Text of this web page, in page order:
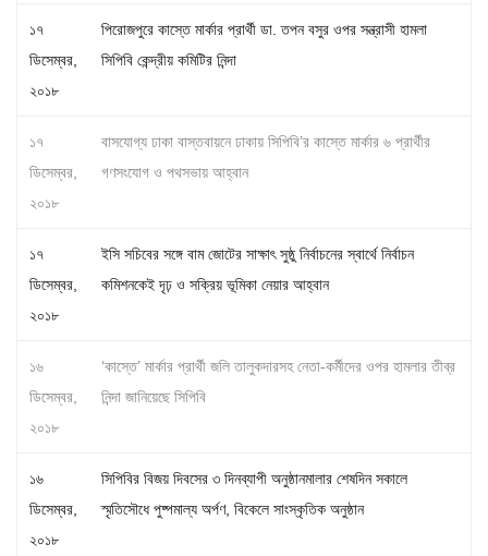
১৭
ডিসেম্বর,
২০১৮
পিরোজপুরে কাস্তে মার্কার প্রার্থী ডা. তপন বসুর ওপর সন্ত্রাসী হামলা
সিপিবি কেন্দ্রীয় কমিটির নিন্দা
১৭
ডিসেম্বর,
২০১৮
বাসযোগ্য ঢাকা বাস্তবায়নে ঢাকায় সিপিবি’র কাস্তে মার্কার ৬ প্রার্থীর
গণসংযোগ ও পথসভায় আহ্বান
১৭
ডিসেম্বর,
২০১৮
ইসি সচিবের সঙ্গে বাম জোটের সাক্ষাৎ সুষ্ঠু নির্বাচনের স্বার্থে নির্বাচন
কমিশনকেই দৃঢ় ও সক্রিয় ভূমিকা নেয়ার আহ্বান
১৬
ডিসেম্বর,
২০১৮
‘কাস্তে’ মার্কার প্রার্থী জলি তালুকদারসহ নেতা-কর্মীদের ওপর হামলার তীব্র
নিন্দা জানিয়েছে সিপিবি
১৬
ডিসেম্বর,
২০১৮
সিপিবির বিজয় দিবসের ৩ দিনব্যাপী অনুষ্ঠানমালার শেষদিন সকালে
স্মৃতিসৌধে পুষ্পমাল্য অর্পণ, বিকেলে সাংস্কৃতিক অনুষ্ঠান